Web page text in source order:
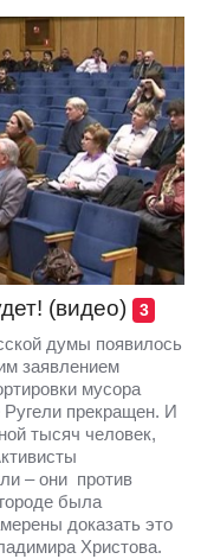
(видео) 3
думы появилось
заявлением
мусора
прекращен. И
тысяч человек,
– они против
была
доказать это
Христова.